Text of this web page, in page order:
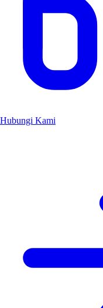
Hubungi Kami